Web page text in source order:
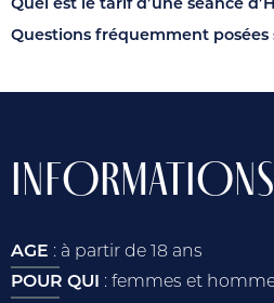
Quel est le tarif d’une séance
Questions fréquemment posées
AGE : à partir de 18 ans
POUR QUI : femmes et